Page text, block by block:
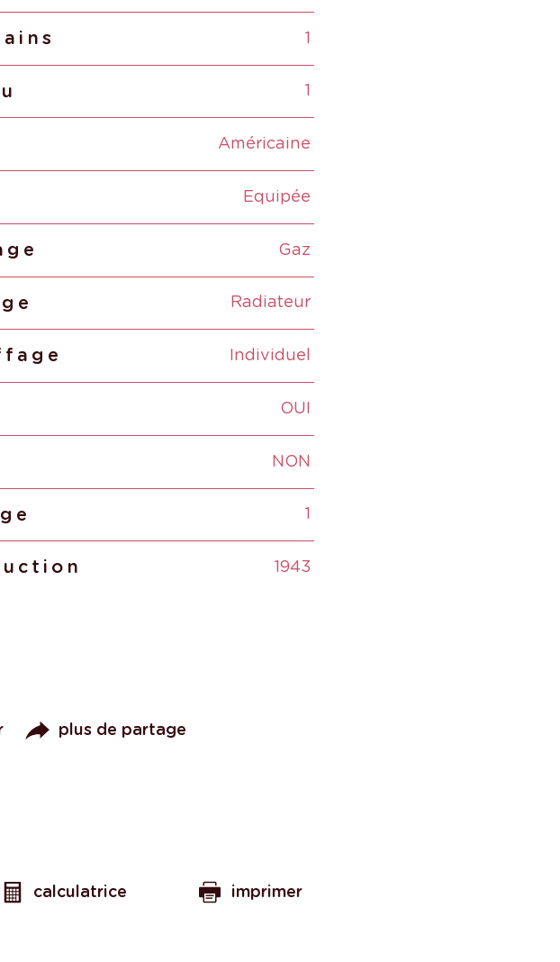
1
1
Américaine
Equipée
Gaz
Radiateur
Individuel
OUI
NON
1
1943
plus de partage
calculatrice imprimer